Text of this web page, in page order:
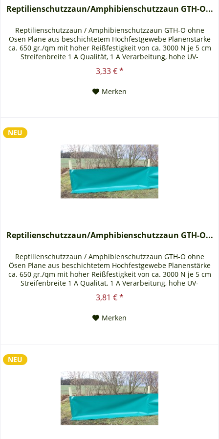
Reptilienschutzzaun/Amphibienschutzzaun GTH-O...
Reptilienschutzzaun / Amphibienschutzzaun GTH-O ohne
Ösen Plane aus beschichtetem Hochfestgewebe Planenstärke
ca. 650 gr./qm mit hoher Reißfestigkeit von ca. 3000 N je 5 cm
Streifenbreite 1 A Qualität, 1 A Verarbeitung, hohe UV-
Beständigkeit. Der Reptilien- und Amphibienschutzzaun wird
ohne Ösen und ohne Kederverbindung ausgeliefert.
3,33 € *
Merken
NEU
Reptilienschutzzaun/Amphibienschutzzaun GTH-O...
Reptilienschutzzaun / Amphibienschutzzaun GTH-O ohne
Ösen Plane aus beschichtetem Hochfestgewebe Planenstärke
ca. 650 gr./qm mit hoher Reißfestigkeit von ca. 3000 N je 5 cm
Streifenbreite 1 A Qualität, 1 A Verarbeitung, hohe UV-
Beständigkeit. Der Reptilien- und Amphibienschutzzaun wird
ohne Ösen und ohne Kederverbindung ausgeliefert.
3,81 € *
Merken
NEU